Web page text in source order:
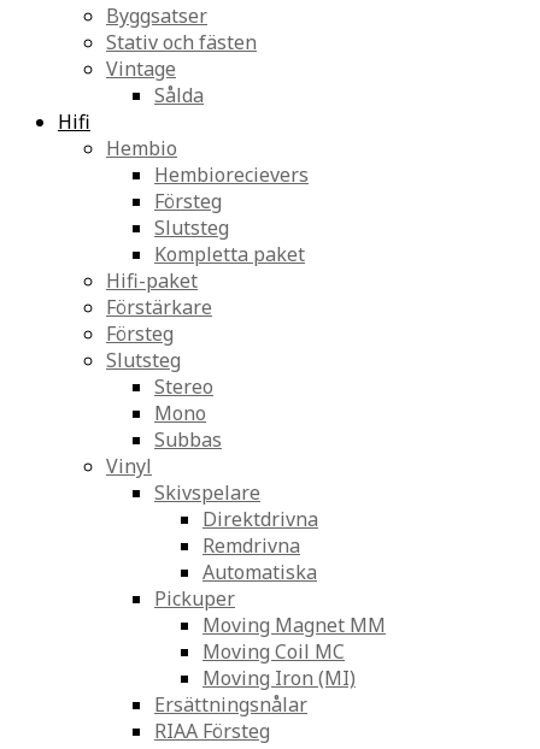
Byggsatser
Stativ och fästen
Vintage
Sålda
Hifi
Hembio
Hembiorecievers
Försteg
Slutsteg
Kompletta paket
Hifi-paket
Förstärkare
Försteg
Slutsteg
Stereo
Mono
Subbas
Vinyl
Skivspelare
Direktdrivna
Remdrivna
Automatiska
Pickuper
Moving Magnet MM
Moving Coil MC
Moving Iron (MI)
Ersättningsnålar
RIAA Försteg